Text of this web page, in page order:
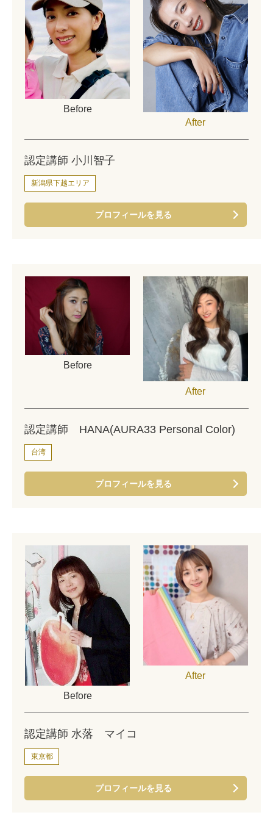
Before
After
認定講師 小川智子
新潟県下越エリア
プロフィールを見る
Before
After
認定講師 HANA(AURA33 Personal Color)
台湾
プロフィールを見る
Before
After
認定講師 水落 マイコ
東京都
プロフィールを見る